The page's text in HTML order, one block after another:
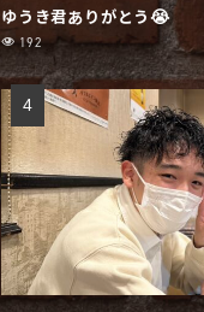
ゆうき君ありがとう😭
192